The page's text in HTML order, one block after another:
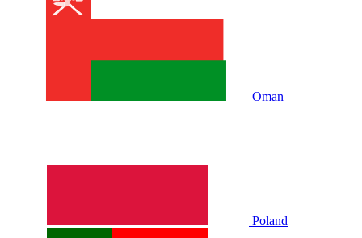
Oman
Poland